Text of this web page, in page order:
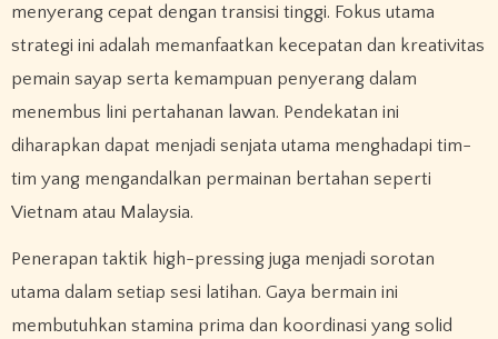
menyerang cepat dengan transisi tinggi. Fokus utama
strategi ini adalah memanfaatkan kecepatan dan kreativitas
pemain sayap serta kemampuan penyerang dalam
menembus lini pertahanan lawan. Pendekatan ini
diharapkan dapat menjadi senjata utama menghadapi tim-
tim yang mengandalkan permainan bertahan seperti
Vietnam atau Malaysia.
Penerapan taktik high-pressing juga menjadi sorotan
utama dalam setiap sesi latihan. Gaya bermain ini
membutuhkan stamina prima dan koordinasi yang solid